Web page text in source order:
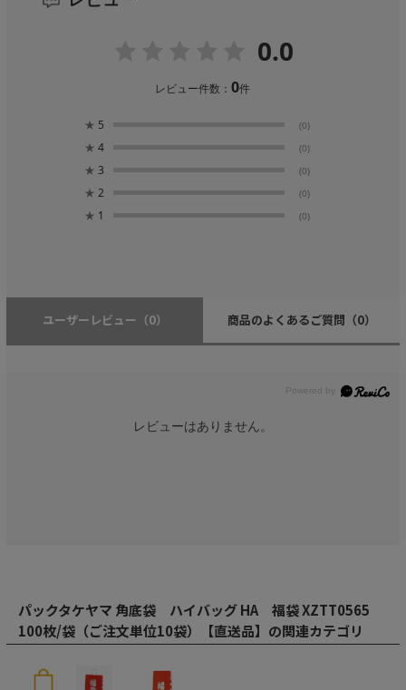
0.0
レビュー件数：0件
★ 5 (0)
★ 4 (0)
★ 3 (0)
★ 2 (0)
★ 1 (0)
ユーザーレビュー （0） 商品のよくあるご質問 （0）
レビューはありません。
パックタケヤマ 角底袋 ハイバッグ HA 福袋 XZTT0565
100枚/袋（ご注文単位10袋）【直送品】の関連カテゴリ